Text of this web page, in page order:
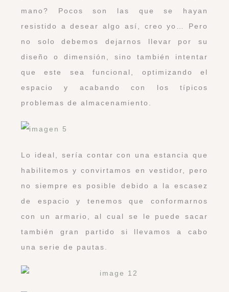
mano? Pocos son las que se hayan
resistido a desear algo así, creo yo… Pero
no solo debemos dejarnos llevar por su
diseño o dimensión, sino también intentar
que este sea funcional, optimizando el
espacio y acabando con los típicos
problemas de almacenamiento.
Lo ideal, sería contar con una estancia que
habilitemos y convirtamos en vestidor, pero
no siempre es posible debido a la escasez
de espacio y tenemos que conformarnos
con un armario, al cual se le puede sacar
también gran partido si llevamos a cabo
una serie de pautas.